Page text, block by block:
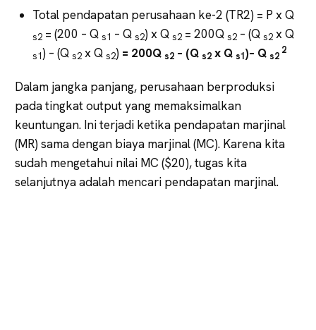
Total pendapatan perusahaan ke-2 (TR2) = P x Q
s2 = (200 – Q s1 – Q s2) x Q s2 = 200Q s2 – (Q s2 x Q
s1) – (Q s2 x Q s2) = 200Q s2 – (Q s2 x Q s1)– Q s2
2
Dalam jangka panjang, perusahaan berproduksi
pada tingkat output yang memaksimalkan
keuntungan. Ini terjadi ketika pendapatan marjinal
(MR) sama dengan biaya marjinal (MC). Karena kita
sudah mengetahui nilai MC ($20), tugas kita
selanjutnya adalah mencari pendapatan marjinal.